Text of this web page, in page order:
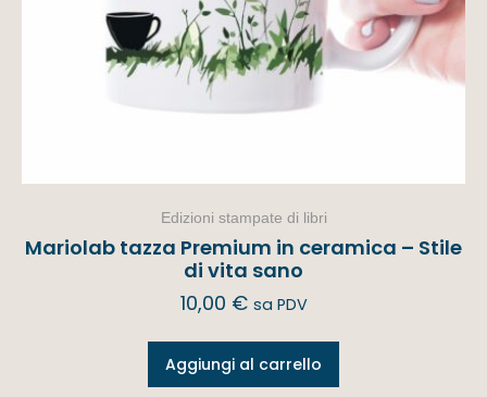
Edizioni stampate di libri
Mariolab tazza Premium in ceramica – Stile
di vita sano
10,00 € sa PDV
Aggiungi al carrello